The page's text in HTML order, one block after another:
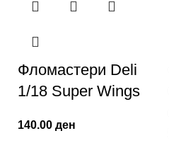
Фломастери Deli
1/18 Super Wings
140.00 ден